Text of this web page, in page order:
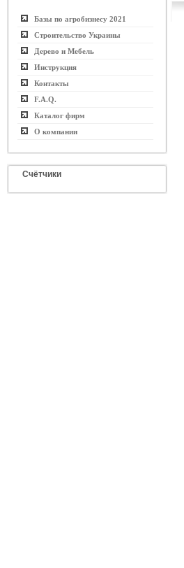
Базы по агробизнесу 2021
Строительство Украины
Дерево и Мебель
Инструкция
Контакты
F.A.Q.
Каталог фирм
О компании
Счётчики